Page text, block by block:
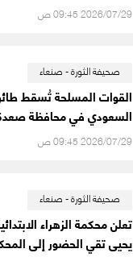
2026/07/29 09:45 ص
صحيفة الثورة - صنعاء
القوات المسلحة تُسقط
السعودي في محافظة
2026/07/29 09:45 ص
صحيفة الثورة - صنعاء
تعلن محكمة الزهراء
يحيى تقي الحضور إلى